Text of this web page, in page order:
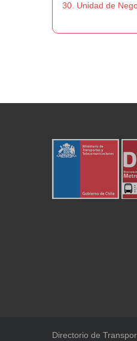
30. Unidad de
Directorio de